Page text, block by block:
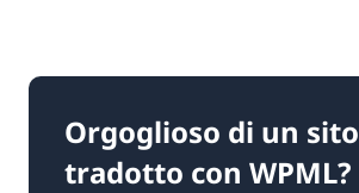
Orgoglioso di un sito
tradotto con WPML?